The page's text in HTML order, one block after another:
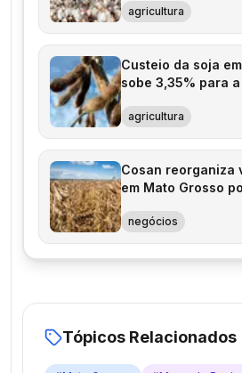
agricultura
Custeio da soja
sobe 3,35% para
agricultura
Cosan reorganiza
em Mato Grosso
negócios
Tópicos Relacionados